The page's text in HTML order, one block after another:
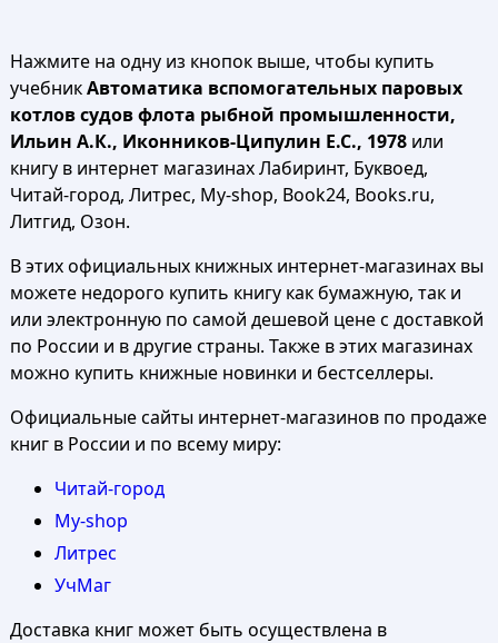
Нажмите на одну из кнопок выше, чтобы купить
учебникАвтоматика вспомогательных паровых
котлов судов флота рыбной промышленности,
Ильин А.К., Иконников-Ципулин Е.С., 1978или
книгу в интернет магазинах Лабиринт, Буквоед,
Читай-город, Литрес, My-shop, Book24, Books.ru,
Литгид, Озон.
В этих официальных книжных интернет-магазинах вы
можете недорого купить книгу как бумажную, так и
или электронную по самой дешевой цене с доставкой
по России и в другие страны. Также в этих магазинах
можно купить книжные новинки и бестселлеры.
Официальные сайты интернет-магазинов по продаже
книг в России и по всему миру:
Читай-город
My-shop
Литрес
УчМаг
Доставка книг может быть осуществлена в